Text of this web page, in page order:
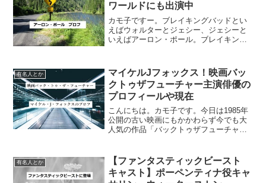
ワールドにも出演中
カモ子ですー。ブレイキングバッドとい
えばウォルターとジェシー、ジェシーと
いえばアーロン・ポール。ブレイキング
ンを演じているのはアメリカ人俳優、ア
ーロン・ポールです。最近...
有名人とか
マイケルJフォックス！映画バッ
クトゥザフューチャー主演俳優の
プロフィールや現在
こんにちは。カモ子です。今日は1985年
公開の古い映画にもかかわらず今でも大
人気の作品「バックトゥザフューチャ
たいと思います！かっこいいですよね！
マイケル・J・フォッ...
有名人とか
【ファンタスティックビースト
キャスト】ポーペンティナ役キャ